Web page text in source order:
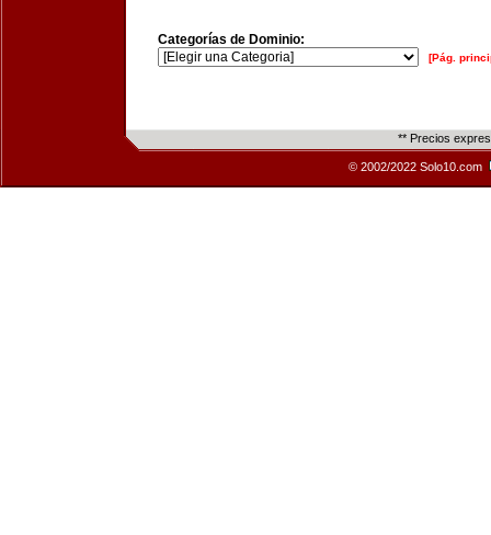
Categorías de Dominio:
[Pág.
** Precios
© 2002/2022 Solo10.com